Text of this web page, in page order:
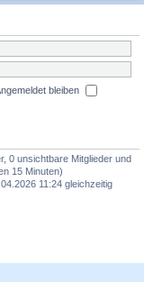
bleiben
0 unsichtbare Mitglieder und
15 Minuten)
11:24 gleichzeitig